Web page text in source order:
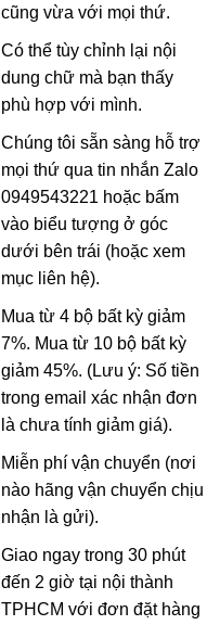
cũng vừa với mọi thứ.
Có thể tùy chỉnh lại nội
dung chữ mà bạn thấy
phù hợp với mình.
Chúng tôi sẵn sàng hỗ trợ
mọi thứ qua tin nhắn Zalo
0949543221 hoặc bấm
vào biểu tượng ở góc
dưới bên trái (hoặc xem
mục liên hệ).
Mua từ 4 bộ bất kỳ giảm
7%. Mua từ 10 bộ bất kỳ
giảm 45%. (Lưu ý: Số tiền
trong email xác nhận đơn
là chưa tính giảm giá).
Miễn phí vận chuyển (nơi
nào hãng vận chuyển chịu
nhận là gửi).
Giao ngay trong 30 phút
đến 2 giờ tại nội thành
TPHCM với đơn đặt hàng